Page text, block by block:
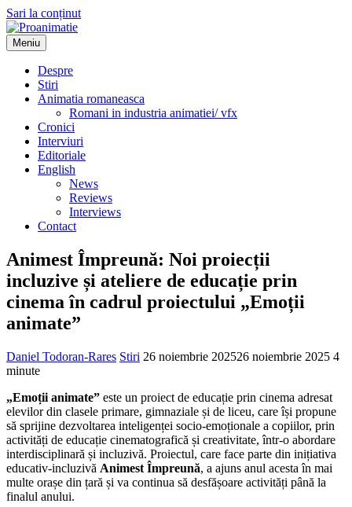
Sari la conținut
Proanimatie
Stiri despre filme de animatie
Meniu
Despre
Stiri
Animatia romaneasca
Romani in industria animatiei/ vfx
Cronici
Interviuri
Editoriale
English
News
Reviews
Interviews
Contact
Animest Împreună: Noi proiecții
incluzive și ateliere de educație prin
cinema în cadrul proiectului „Emoții
animate”
Daniel Todoran-Rares Stiri 26 noiembrie 202526 noiembrie 2025 4
minute
„Emoții animate” este un proiect de educație prin cinema adresat
elevilor din clasele primare, gimnaziale și de liceu, care își propune
să sprijine dezvoltarea inteligenței socio-emoționale a copiilor, prin
activități de educație cinematografică și creativitate, într-o abordare
interdisciplinară și incluzivă. Proiectul, care face parte din inițiativa
educativ-incluzivă Animest Împreună, a ajuns anul acesta în mai
multe orașe din țară și va continua să desfășoare activități până la
finalul anului.